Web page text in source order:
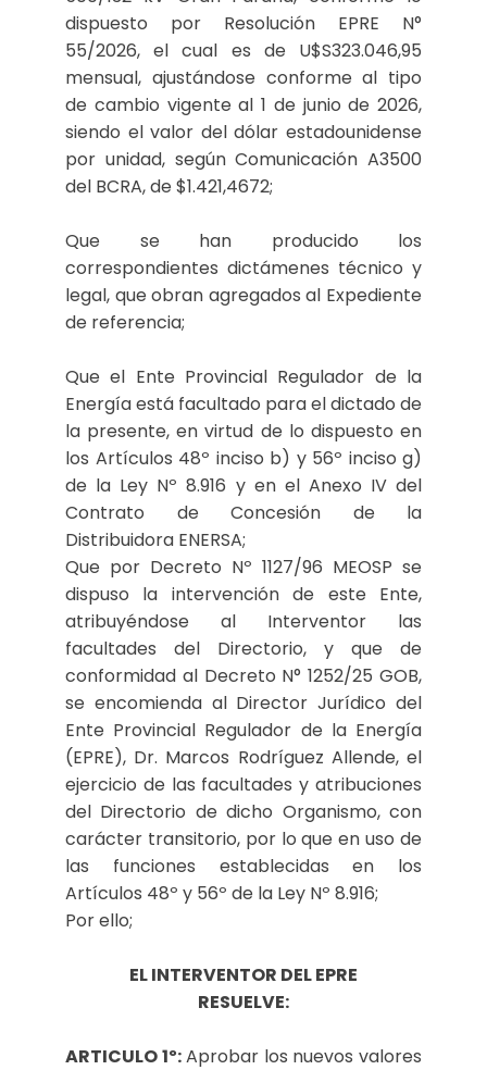
dispuesto por Resolución EPRE N°
55/2026, el cual es de U$S323.046,95
mensual, ajustándose conforme al tipo
de cambio vigente al 1 de junio de 2026,
siendo el valor del dólar estadounidense
por unidad, según Comunicación A3500
del BCRA, de $1.421,4672;
Que se han producido los
correspondientes dictámenes técnico y
legal, que obran agregados al Expediente
de referencia;
Que el Ente Provincial Regulador de la
Energía está facultado para el dictado de
la presente, en virtud de lo dispuesto en
los Artículos 48º inciso b) y 56º inciso g)
de la Ley Nº 8.916 y en el Anexo IV del
Contrato de Concesión de la
Distribuidora ENERSA;
Que por Decreto Nº 1127/96 MEOSP se
dispuso la intervención de este Ente,
atribuyéndose al Interventor las
facultades del Directorio, y que de
conformidad al Decreto N° 1252/25 GOB,
se encomienda al Director Jurídico del
Ente Provincial Regulador de la Energía
(EPRE), Dr. Marcos Rodríguez Allende, el
ejercicio de las facultades y atribuciones
del Directorio de dicho Organismo, con
carácter transitorio, por lo que en uso de
las funciones establecidas en los
Artículos 48º y 56º de la Ley Nº 8.916;
Por ello;
EL INTERVENTOR DEL EPRE
RESUELVE:
ARTICULO 1º:Aprobar los nuevos valores